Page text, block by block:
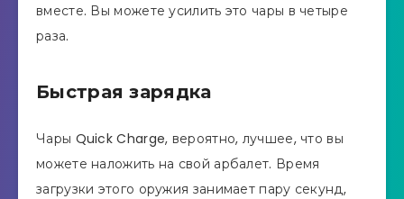
вместе. Вы можете усилить это чары в четыре
раза.
Быстрая зарядка
Чары Quick Charge, вероятно, лучшее, что вы
можете наложить на свой арбалет. Время
загрузки этого оружия занимает пару секунд,